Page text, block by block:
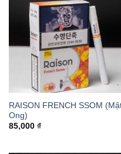
RAISON FRENCH SSOM
Ong)
85,000 ₫